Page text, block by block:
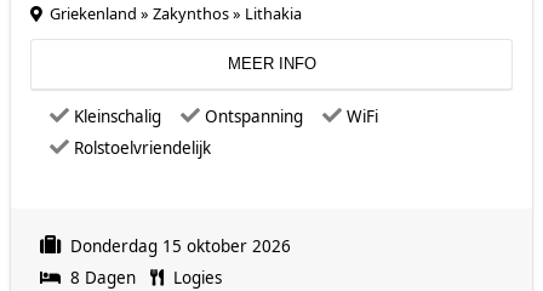
Griekenland » Zakynthos » Lithakia
MEER INFO
Kleinschalig Ontspanning
WiFi
Rolstoelvriendelijk
Donderdag 15 oktober 2026
8 Dagen
Logies